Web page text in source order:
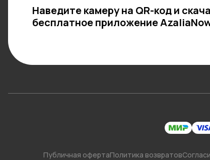
Наведите камеру на QR-код и
бесплатное приложение
Публичная офертаПолитика возвратов